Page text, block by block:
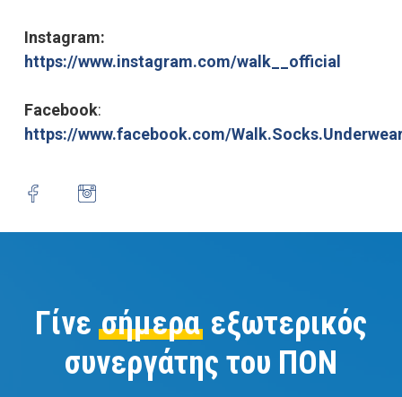
Instagram:
https://www.instagram.com/walk__official
Facebook:
https://www.facebook.com/
Γίνε σήμεραεξωτερικός
συνεργάτης του ΠΟΝ